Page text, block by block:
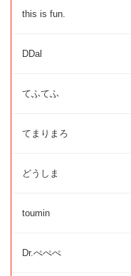
this is fun.
DDal
てふてふ
てまりまろ
どうしま
toumin
Dr.ぺぺぺ